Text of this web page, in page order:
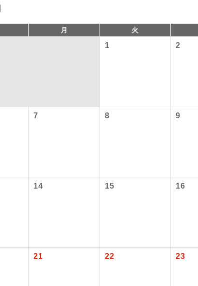
月 火
1 2
7 8 9
14 15 16
21 22 23
【日本国内空港施設使用料】
大人（12歳以上）320円、子供（2歳以上12
当ツアーは日程表に記載の出発空港だけ
現地係員同行 現地到着後
世界遺産
ユネスコに登